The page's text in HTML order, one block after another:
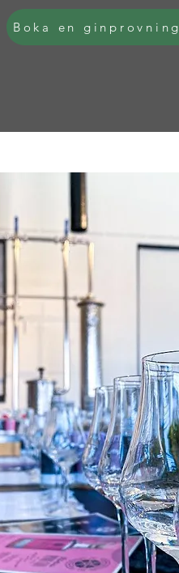
Boka en ginprovning